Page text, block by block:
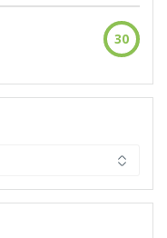
30